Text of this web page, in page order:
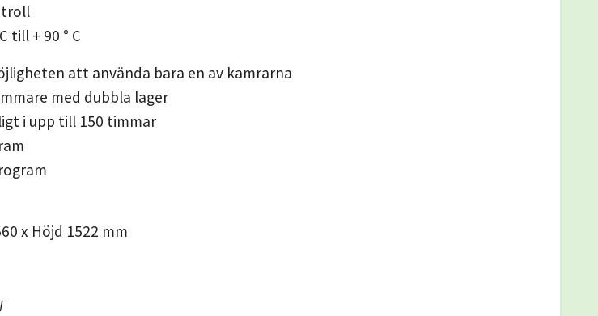
till + 90 ° C
att använda bara en av kamrarna
med dubbla lager
i upp till 150 timmar
x Höjd 1522 mm